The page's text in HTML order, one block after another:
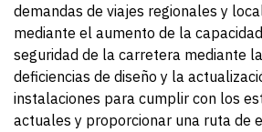
demandas de viajes regionales y
mediante el aumento de la
seguridad de la carretera mediante
deficiencias de diseño y la
instalaciones para cumplir con los
actuales y proporcionar una ruta de